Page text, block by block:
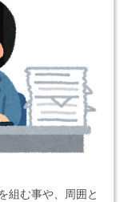
組む事や、周囲と